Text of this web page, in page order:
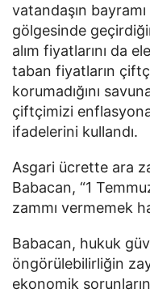
vatandaşın
gölgesinde
alım fiyatlarını da
taban fiyatların
korumadığını
çiftçimizi
ifadelerini kullandı.
Asgari ücrette ara
Babacan, “1
zammı vermemek
Babacan, hukuk
öngörülebilirliğin
ekonomik